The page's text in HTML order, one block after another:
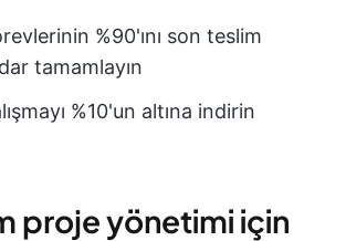
%90'ını son teslim
tamamlayın
%10'un altına indirin
proje yönetimi için